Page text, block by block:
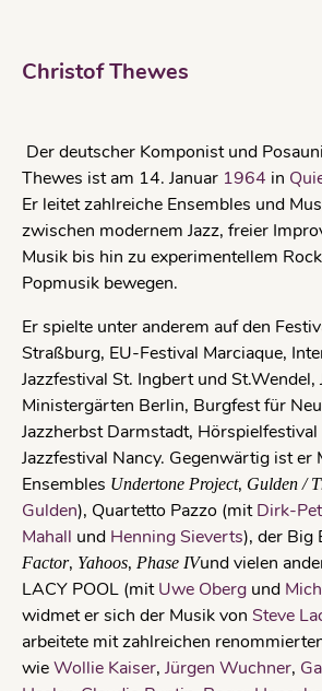
Christof Thewes
Der deutscher Komponist und
Thewes ist am 14. Januar 1964 in
Er leitet zahlreiche Ensembles und
zwischen modernem Jazz, freier
Musik bis hin zu experimentellem
Popmusik bewegen.
Er spielte unter anderem auf den
Straßburg, EU-Festival Marciaque,
Jazzfestival St. Ingbert und St.Wendel,
Ministergärten Berlin, Burgfest für
Jazzherbst Darmstadt,
Jazzfestival Nancy. Gegenwärtig ist er
Ensembles Undertone Project, Gulden /
Gulden), Quartetto Pazzo (mitDirk-
Mahall und Henning Sieverts), der Big
Factor, Yahoos, Phase IVund vielen
LACY POOL (mitUwe Oberg und
widmet er sich der Musik von Steve
arbeitete mit zahlreichen
wieWollie Kaiser, Jürgen Wuchner,